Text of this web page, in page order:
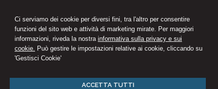
Ci serviamo dei cookie per diversi fini, tra l'altro per consentire
funzioni del sito web e attività di marketing mirate. Per maggiori
informazioni, riveda la nostra informativa sulla privacy e sui
cookie. Può gestire le impostazioni relative ai cookie, cliccando su
'Gestisci Cookie'
ACCETTA TUTTI